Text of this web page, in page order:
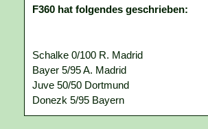
F360 hat folgendes geschrieben:
Schalke 0/100 R. Madrid
Bayer 5/95 A. Madrid
Juve 50/50 Dortmund
Donezk 5/95 Bayern